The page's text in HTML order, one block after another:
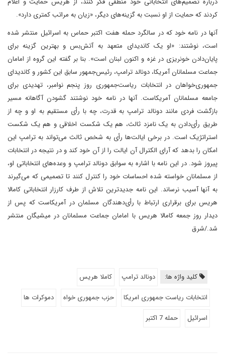
کردند که حمایت از او نسبت به گزینه‌های دیگر، «زیان به مراتب کمتری دارد».
آنها در نامه خود که در سالگرد حمله هفت اکتبر حماس به اسرائیل منتشر شده
است، نوشتند: «او یک کاندیدای متعهد به آتش‌بس و بهترین گزینه برای
پایان‌دادن خونریزی در غزه و اکنون لبنان است». بنا بر گفته این گروه از امامان
جماعت مسلمانان آمریکا، دونالد ترامپ، رئیس‌جمهور سابق این کشور و کاندیدای
جمهوری‌خواهان در انتخابات ریاست‌جمهوری روز پنجم نوامبر، تهدیدی برای
جامعه مسلمانان آمریکا‌ست. آنها در نامه خود نوشتند گشودن آگاهانه مسیر
بازگشت فردی مانند دونالد ترامپ به قدرت، چه با رأی مستقیم به او و چه از
طریق رأی‌دادن به یک نامزد ثالث، هم یک شکست اخلاقی و هم یک شکست
استراتژیک است. در برخی ایالت‌ها رأی به شخص ثالث می‌تواند به ترامپ این
امکان را بدهد که آرای الکترال آن ایالت را از آن خود کند و در نتیجه در انتخابات
پیروز شود. در این نامه با اشاره به سوابق دونالد ترامپ و وعده‌های انتخاباتی او،
از مسلمانان خواسته شده احساسات خود را کنترل کنند تا تصمیمی که می‌گیرند
به آنها آسیب نرساند. این نامه جدیدترین تلاش از طرف کارزار انتخاباتی کامالا
هریس برای برقراری ارتباط با رأی‌دهندگان مسلمان در آمریکاست که پس از
دیدار روز جمعه کامالا هریس با امامان جماعت مسلمانان در میشیگان منتشر
شد./شرق
کلید واژه ها: دونالد ترامپ
کاملا هریس
انتخابات ریاست جمهوری امریکا
حزب جمهوری خواه
دموکرات ها
اسرائیل
حمله 7 اکتبر